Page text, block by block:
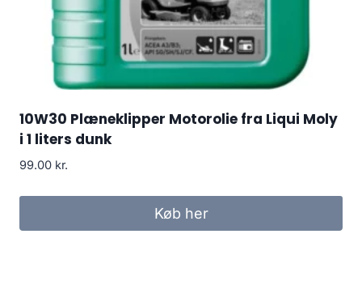
10W30 Plæneklipper Motorolie fra Liqui Moly
i 1 liters dunk
99.00 kr.
Køb her